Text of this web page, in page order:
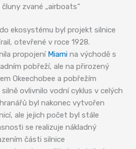
zvané „airboats“
ekosystému byl projekt silnice
otevřené v roce 1928.
propojení Miami na východě s
pobřeží, ale na přirozený
Okeechobee a pobřežím
ovlivnilo vodní cyklus v celých
byl nakonec vytvořen
ale jejich počet byl stále
se realizuje nákladný
části silnice